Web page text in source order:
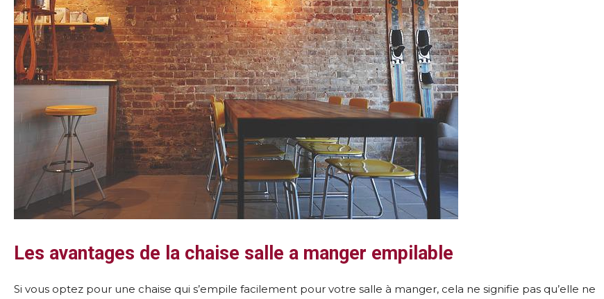
Les avantages de la chaise salle a manger empilable
Si vous optez pour une chaise qui s’empile facilement pour votre salle à manger, cela ne signifie pas qu’elle ne